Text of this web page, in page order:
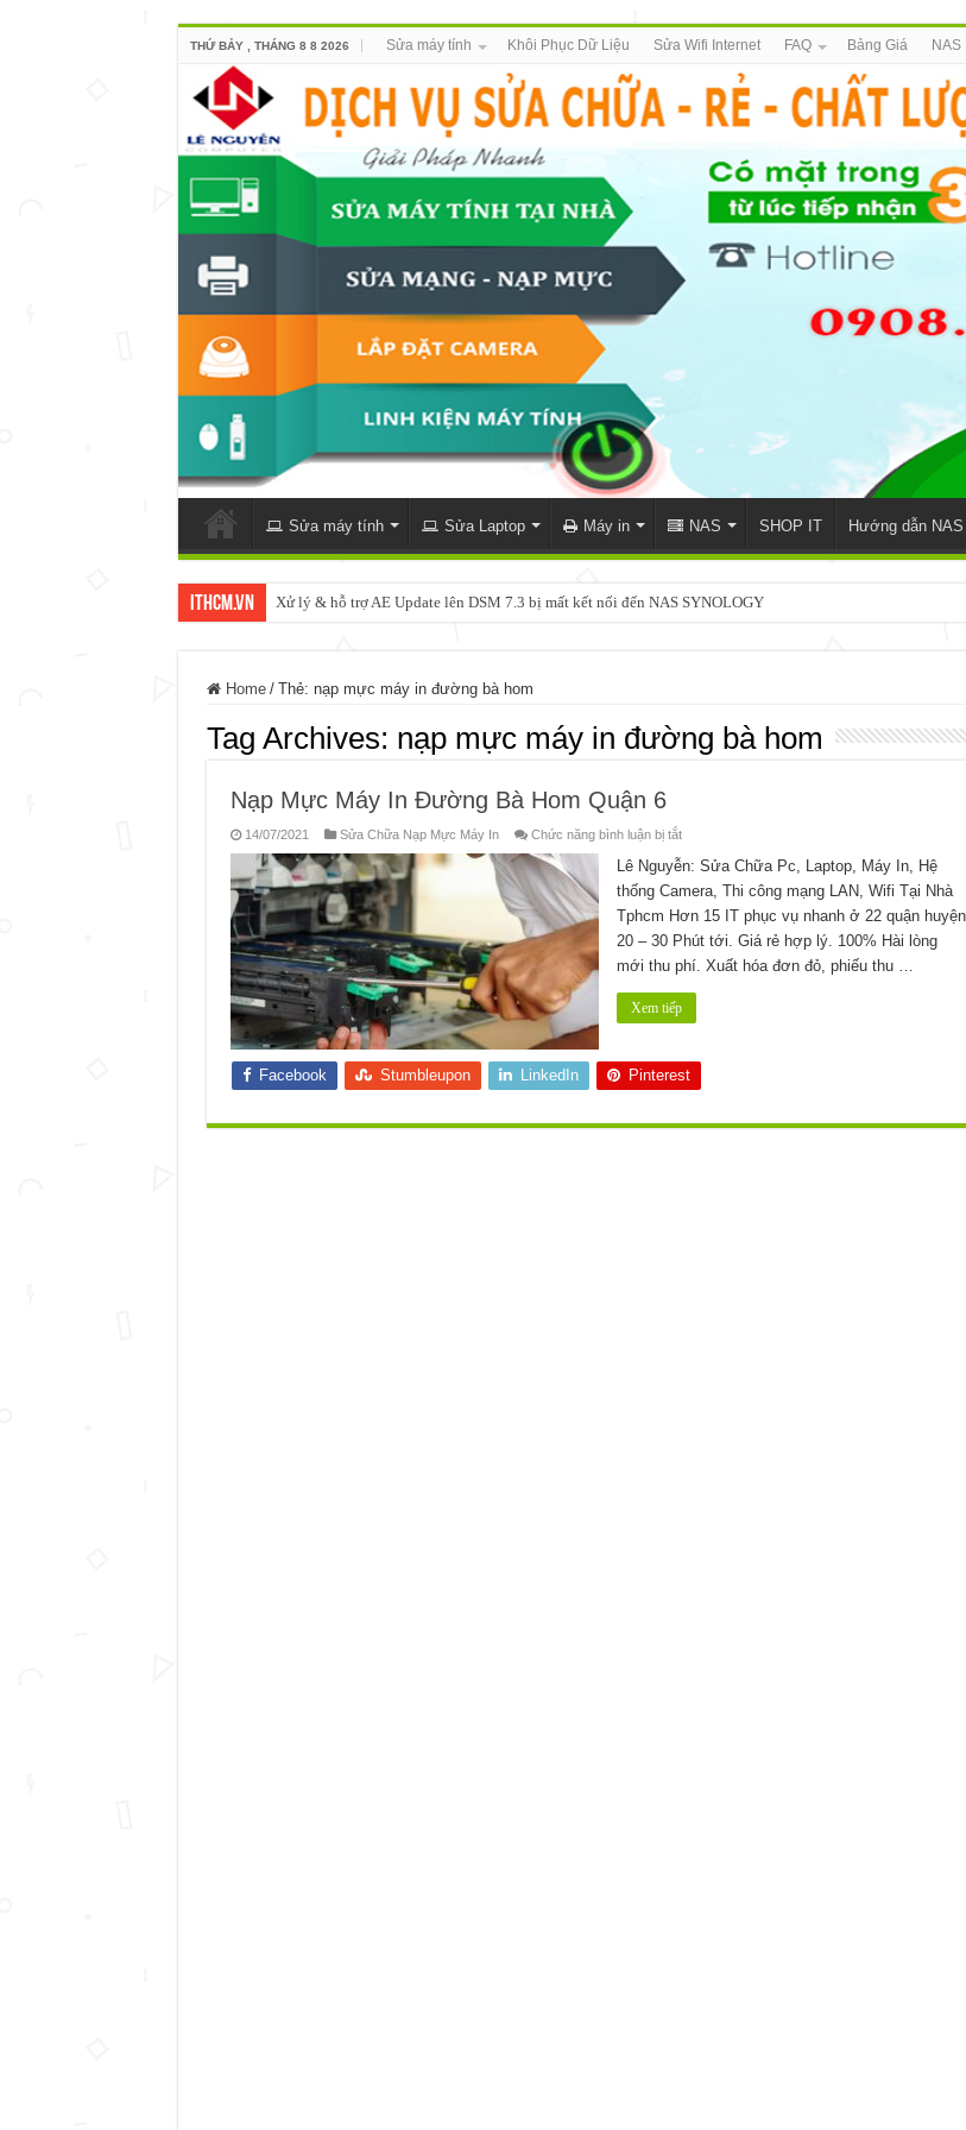
THỨ BẢY , THÁNG 8 8 2026 Sửa máy tính Khôi Phục Dữ Liệu Sửa Wifi Internet FAQ Bảng Giá NAS
Sửa máy tính Sửa Laptop Máy in NAS SHOP IT Hướng dẫn NAS
ItHCM.VN Xử lý & hỗ trợ AE Update lên DSM 7.3 bị mất kết nối đến NAS SYNOLOGY
Home / Thẻ: nạp mực máy in đường bà hom
Tag Archives: nạp mực máy in đường bà hom
Nạp Mực Máy In Đường Bà Hom Quận 6
14/07/2021 Sửa Chữa Nạp Mực Máy In Chức năng bình luận bị tắtở
Mực
Máy
In
Bà
Hom
Quận
6
Lê Nguyễn: Sửa Chữa Pc, Laptop, Máy In, Hệ
thống Camera, Thi công mạng LAN, Wifi Tại Nhà
Tphcm Hơn 15 IT phục vụ nhanh ở 22 quận huyện
20 – 30 Phút tới. Giá rẻ hợp lý. 100% Hài lòng
mới thu phí. Xuất hóa đơn đỏ, phiếu thu …
Xem tiếp
Facebook Stumbleupon LinkedIn Pinterest